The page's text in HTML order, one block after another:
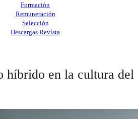
Formación
Remuneración
Selección
Descargas Revista
híbrido en la cultura del